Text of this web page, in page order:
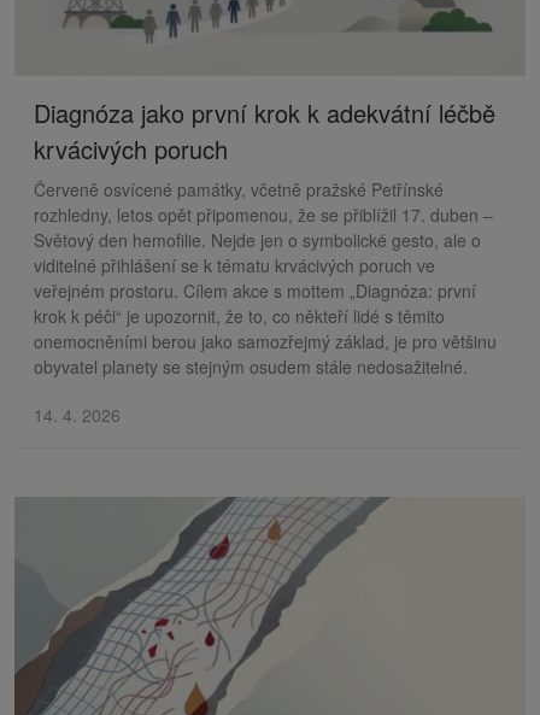
Diagnóza jako první krok k adekvátní léčbě
krvácivých poruch
Červeně osvícené památky, včetně pražské Petřínské
rozhledny, letos opět připomenou, že se přiblížil 17. duben –
Světový den hemofilie. Nejde jen o symbolické gesto, ale o
viditelné přihlášení se k tématu krvácivých poruch ve
veřejném prostoru. Cílem akce s mottem „Diagnóza: první
krok k péči“ je upozornit, že to, co někteří lidé s těmito
onemocněními berou jako samozřejmý základ, je pro většinu
obyvatel planety se stejným osudem stále nedosažitelné.
14. 4. 2026